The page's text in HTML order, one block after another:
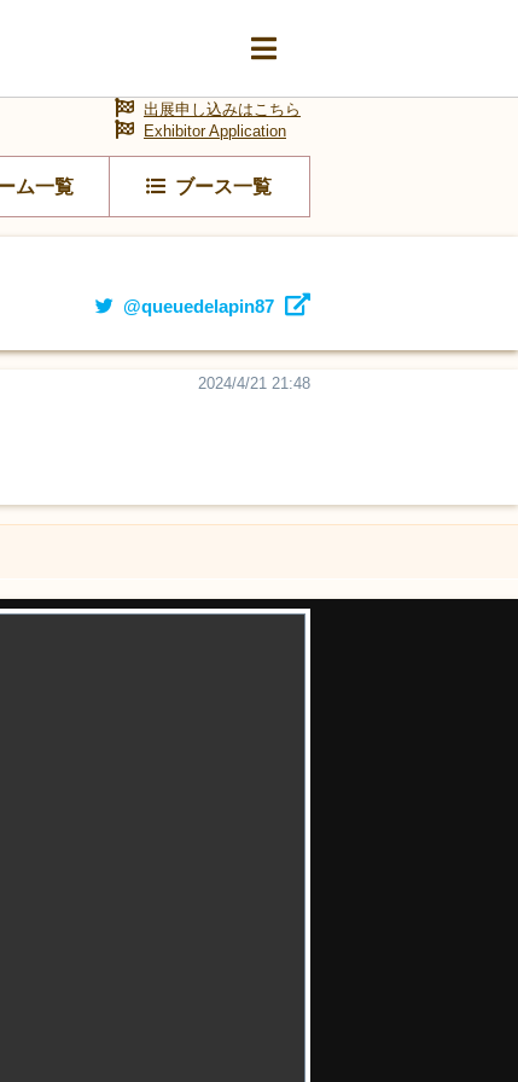
ム一覧 ブース一覧
出展申し込みはこちら
Exhibitor Application
@queuedelapin87
2024/4/21 21:48